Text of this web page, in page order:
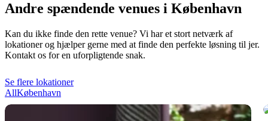
Andre spændende venues i København
Kan du ikke finde den rette venue? Vi har et stort netværk af
lokationer og hjælper gerne med at finde den perfekte løsning til jer.
Kontakt os for en uforpligtende snak.
Se flere lokationer
AllKøbenhavn